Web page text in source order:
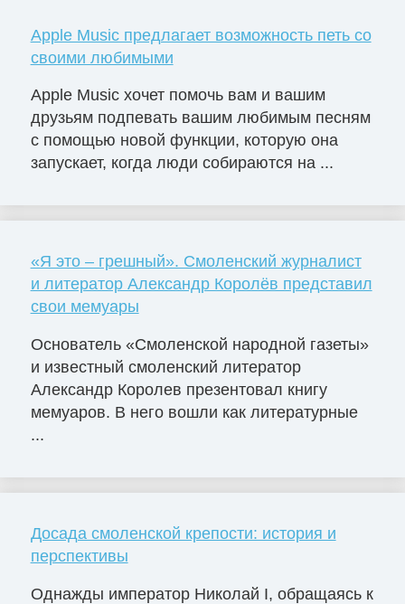
Apple Music предлагает возможность петь со
своими любимыми
Apple Music хочет помочь вам и вашим
друзьям подпевать вашим любимым песням
с помощью новой функции, которую она
запускает, когда люди собираются на ...
«Я это – грешный». Смоленский журналист
и литератор Александр Королёв представил
свои мемуары
Основатель «Смоленской народной газеты»
и известный смоленский литератор
Александр Королев презентовал книгу
мемуаров. В него вошли как литературные
...
Досада смоленской крепости: история и
перспективы
Однажды император Николай I, обращаясь к